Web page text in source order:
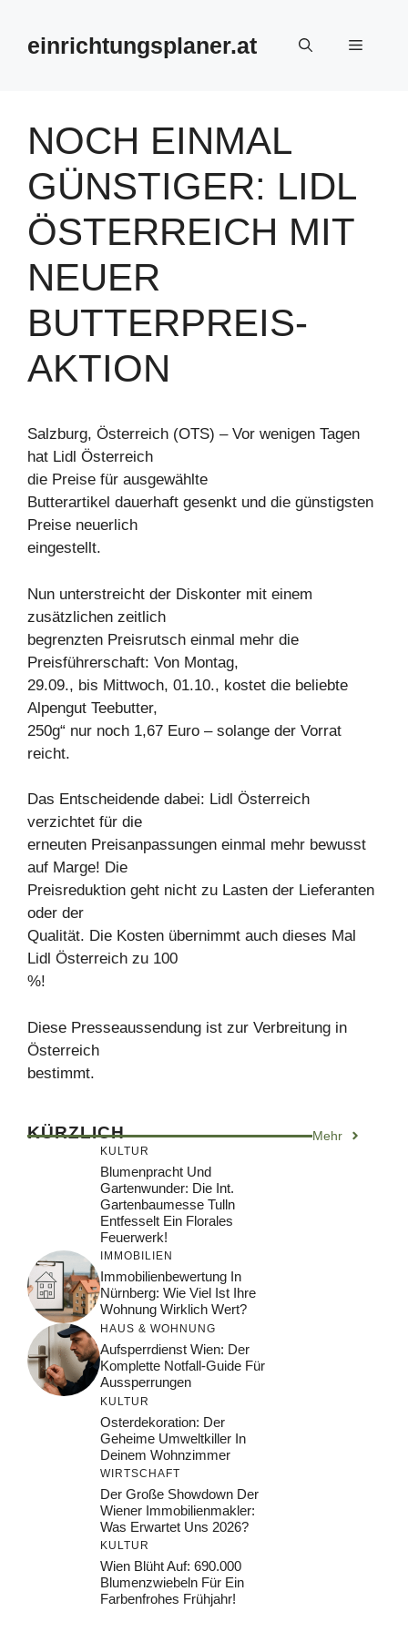
springeneinrichtungsplaner.at Menü
NOCH EINMAL
GÜNSTIGER: LIDL
ÖSTERREICH MIT
NEUER
BUTTERPREIS-
AKTION
Salzburg, Österreich (OTS) – Vor wenigen Tagen
hat Lidl Österreich
die Preise für ausgewählte
Butterartikel dauerhaft gesenkt und die günstigsten
Preise neuerlich
eingestellt.
Nun unterstreicht der Diskonter mit einem
zusätzlichen zeitlich
begrenzten Preisrutsch einmal mehr die
Preisführerschaft: Von Montag,
29.09., bis Mittwoch, 01.10., kostet die beliebte
Alpengut Teebutter,
250g“ nur noch 1,67 Euro – solange der Vorrat
reicht.
Das Entscheidende dabei: Lidl Österreich
verzichtet für die
erneuten Preisanpassungen einmal mehr bewusst
auf Marge! Die
Preisreduktion geht nicht zu Lasten der Lieferanten
oder der
Qualität. Die Kosten übernimmt auch dieses Mal
Lidl Österreich zu 100
%!
Diese Presseaussendung ist zur Verbreitung in
Österreich
bestimmt.
KÜRZLICH Mehr
KULTUR
Blumenpracht Und
Gartenwunder: Die Int.
Gartenbaumesse Tulln
Entfesselt Ein Florales
Feuerwerk!
IMMOBILIEN
Immobilienbewertung In
Nürnberg: Wie Viel Ist Ihre
Wohnung Wirklich Wert?
HAUS & WOHNUNG
Aufsperrdienst Wien: Der
Komplette Notfall-Guide Für
Aussperrungen
KULTUR
Osterdekoration: Der
Geheime Umweltkiller In
Deinem Wohnzimmer
WIRTSCHAFT
Der Große Showdown Der
Wiener Immobilienmakler:
Was Erwartet Uns 2026?
KULTUR
Wien Blüht Auf: 690.000
Blumenzwiebeln Für Ein
Farbenfrohes Frühjahr!